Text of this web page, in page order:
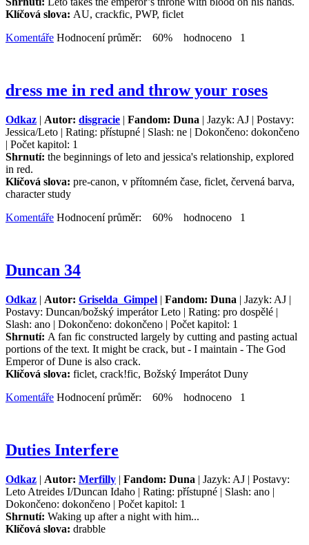
Klíčová slova: AU, crackfic, PWP, ficlet
Komentáře Hodnocení průměr: 60% hodnoceno 1
dress me in red and throw your roses
Odkaz | Autor: disgracie | Fandom: Duna | Jazyk: AJ | Postavy:
Jessica/Leto | Rating: přístupné | Slash: ne | Dokončeno: dokončeno
| Počet kapitol: 1
Shrnutí: the beginnings of leto and jessica's relationship, explored
in red.
Klíčová slova: pre-canon, v přítomném čase, ficlet, červená barva,
character study
Komentáře Hodnocení průměr: 60% hodnoceno 1
Duncan 34
Odkaz | Autor: Griselda_Gimpel | Fandom: Duna | Jazyk: AJ |
Postavy: Duncan/božský imperátor Leto | Rating: pro dospělé |
Slash: ano | Dokončeno: dokončeno | Počet kapitol: 1
Shrnutí: A fan fic constructed largely by cutting and pasting actual
portions of the text. It might be crack, but - I maintain - The God
Emperor of Dune is also crack.
Klíčová slova: ficlet, crack!fic, Božský Imperátot Duny
Komentáře Hodnocení průměr: 60% hodnoceno 1
Duties Interfere
Odkaz | Autor: Merfilly | Fandom: Duna | Jazyk: AJ | Postavy:
Leto Atreides I/Duncan Idaho | Rating: přístupné | Slash: ano |
Dokončeno: dokončeno | Počet kapitol: 1
Shrnutí: Waking up after a night with him...
Klíčová slova: drabble